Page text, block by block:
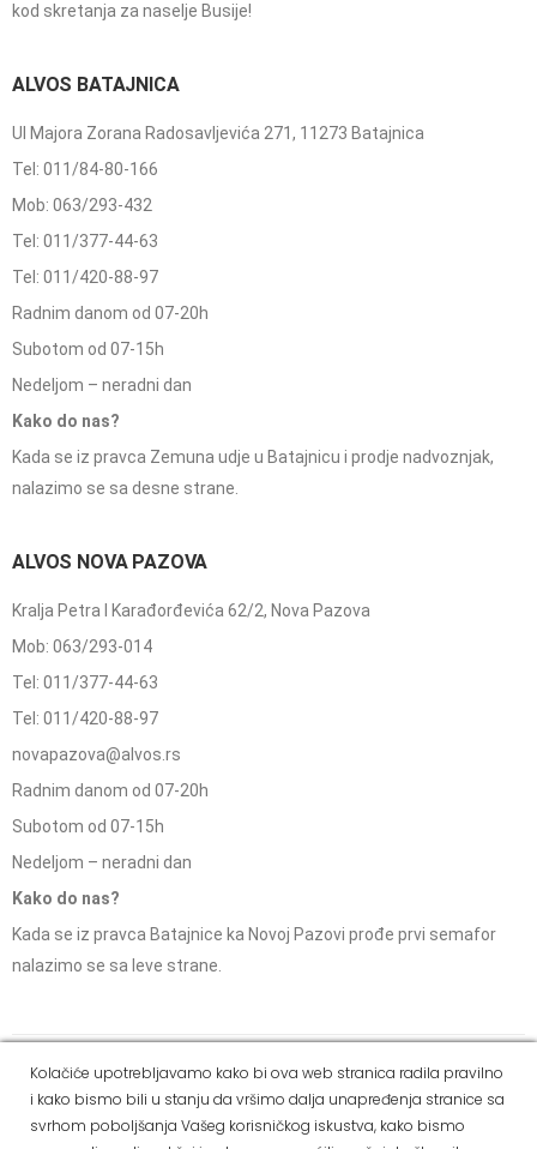
kod skretanja za naselje Busije!
ALVOS BATAJNICA
Ul Majora Zorana Radosavljevića 271, 11273 Batajnica
Tel: 011/84-80-166
Mob: 063/293-432
Tel: 011/377-44-63
Tel: 011/420-88-97
Radnim danom od 07-20h
Subotom od 07-15h
Nedeljom – neradni dan
Kako do nas?
Kada se iz pravca Zemuna udje u Batajnicu i prodje nadvoznjak,
nalazimo se sa desne strane.
ALVOS NOVA PAZOVA
Kralja Petra I Karađorđevića 62/2, Nova Pazova
Mob: 063/293-014
Tel: 011/377-44-63
Tel: 011/420-88-97
novapazova@alvos.rs
Radnim danom od 07-20h
Subotom od 07-15h
Nedeljom – neradni dan
Kako do nas?
Kada se iz pravca Batajnice ka Novoj Pazovi prođe prvi semafor
nalazimo se sa leve strane.
Dostava i
način
Politika
Kako
Reklamacije i pravo
Social Media
Kolačiće upotrebljavamo kako bi ova web stranica radila pravilno
i kako bismo bili u stanju da vršimo dalja unapređenja stranice sa
svrhom poboljšanja Vašeg korisničkog iskustva, kako bismo